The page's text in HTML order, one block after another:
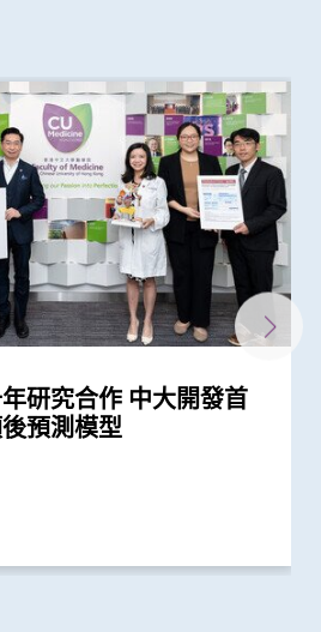
研究合作 中大開發首
預測模型
型糖尿病對香港生產力
損失 年輕群組影響尤
標記可預測糖尿病人患
糖尿病精準治療的潛
尿病前期患者患糖尿病
90% 心血管疾病風險增
尿病死亡率及併發症發
輕糖尿病患者情況未
輕及體重正常人士亦具
籲把握「黃金五年」
機會
醫療科技評估平台
析及價值醫療
獲頒「清野裕傑出領袖
名學者榮膺亞洲糖尿
可發酵碳水化合物飲食
強二甲雙胍 metformin
效
成功開發機器學習模型
尿病患者未來一年罹患
險
研究發現2型糖尿病患
血管疾病的代謝生物標
臨床研究中心成立十周
早期臨床試驗項目 助癌
確立新治療藥物
續服用RASi類藥物可以
晚期腎病患者出現心腎
糖波動不穩的肥胖型糖
患癌風險 並證實接受
藥物的糖尿病患者患...
端粒長度可用於預測
能衰退
DNA端粒長度縮短」為
識別有較高心血管疾
人
娥教授獲頒國際獎項以
究及治理的卓越貢獻
6位糖尿病患者有1位出
降
關顧 可減少受情緒困
院百分比
者患抑鬱症風險為一般
分鐘問卷及早評估糖
康狀況
完善中國糖尿病護理系
交通大學成功發現預測
基因標記
尿支援計劃」為逾900
提供連續血糖監測儀
控血糖 大幅降低嚴...
年DNA檢測計劃篩查
以識別罹患早發性糖
組
合作研究成功開發針對
糖尿病基因風險評
升糖尿病分類診斷準...
有助預測2型糖尿病
病及腎病風險
研究發現可準確預測糖
血管疾病之生物標誌物
引
通」健康管理功能有助
演算法預測糖尿病腎臟
可助醫生及早發現2型
臟問題
年輕糖尿病患者
數香港孕婦懷孕初期鈉
國際研究顯示 成人1 型
病率較傳統預期高
雲教授獲亞洲糖尿病研
成就及貢獻
氣污染地區居住者 可
運動預防罹患糖尿病
全球糖尿病知名專家合
》制定糖尿病多元綜
或為感染新冠肺炎高危
解病毒致病潛在機制
斯利康首度合作糖尿病
球應對糖尿病腎病新
傑出學者 獲裘槎基金
秀醫學科研者獎2020」
合症華人女性的糖尿病
士的4倍
婦作口服葡萄糖耐量測
患妊娠糖尿 研究發現
險為同齡兒童3倍
5名糖尿病患者中 1人
重肝纖維化或肝硬化
性纖維化與糖尿病關連
糖尿病患者睡眠質素欠
有助改善睡眠質素及
自動化視網膜圖像分析
患者預防中風